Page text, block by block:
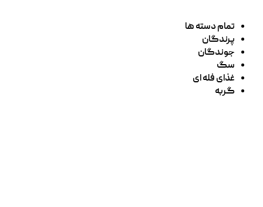
تمام دسته ها
پرندگان
جوندگان
سگ
غذای فله ای
گربه